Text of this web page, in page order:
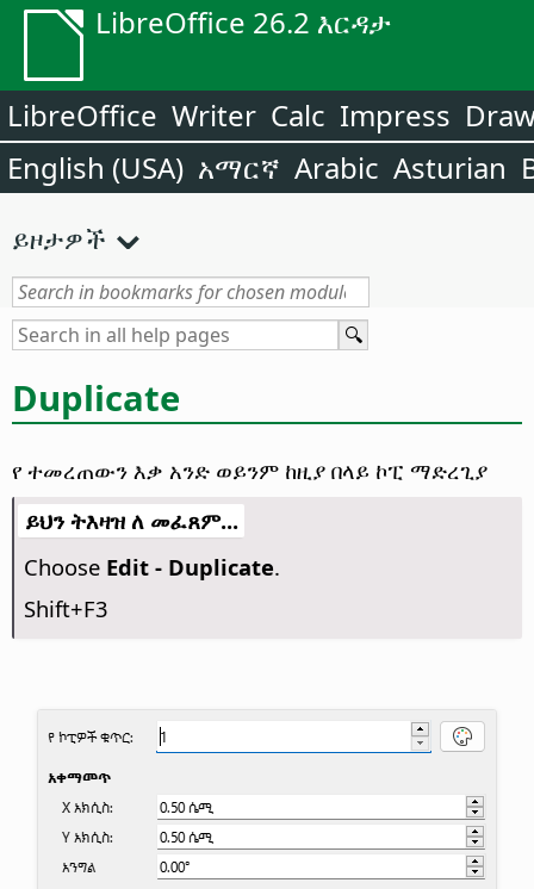
LibreOffice 26.2 እርዳታ
LibreOffice Writer Calc Impress
English (USA) አማርኛ Arabic Asturian
ይዞታዎች
Duplicate
የ ተመረጠውን እቃ አንድ ወይንም ከዚያ በላይ ኮፒ ማድረጊያ
ይህን ትእዛዝ ለ መፈጸም...
Choose Edit - Duplicate.
Shift+F3